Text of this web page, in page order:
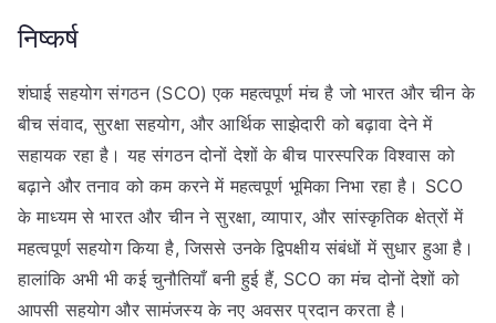
निष्कर्ष
शंघाई सहयोग संगठन (SCO) एक महत्वपूर्ण मंच है जो भारत और चीन के
बीच संवाद, सुरक्षा सहयोग, और आर्थिक साझेदारी को बढ़ावा देने में
सहायक रहा है। यह संगठन दोनों देशों के बीच पारस्परिक विश्वास को
बढ़ाने और तनाव को कम करने में महत्वपूर्ण भूमिका निभा रहा है। SCO
के माध्यम से भारत और चीन ने सुरक्षा, व्यापार, और सांस्कृतिक क्षेत्रों में
महत्वपूर्ण सहयोग किया है, जिससे उनके द्विपक्षीय संबंधों में सुधार हुआ है।
हालांकि अभी भी कई चुनौतियाँ बनी हुई हैं, SCO का मंच दोनों देशों को
आपसी सहयोग और सामंजस्य के नए अवसर प्रदान करता है।